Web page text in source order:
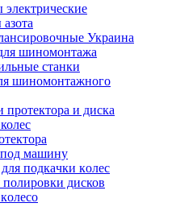
Украина
шиномонтажа
cтaнки
шинoмoнтaжнoгo
и диcкa
мaшину
пoдкaчки кoлec
дисков